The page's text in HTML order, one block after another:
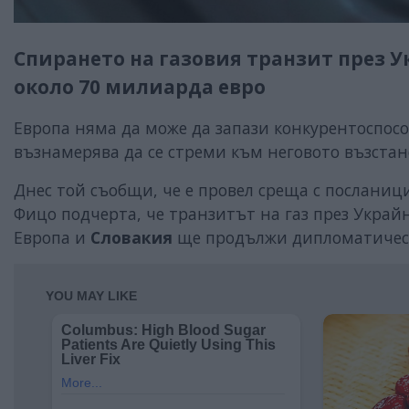
Спирането на газовия транзит през
около 70 милиарда евро
Европа няма да може да запази
възнамерява да се стреми към неговото
Днес той съобщи, че е провел среща с
Фицо подчерта, че транзитът на газ през
Европа и Словакия ще продължи